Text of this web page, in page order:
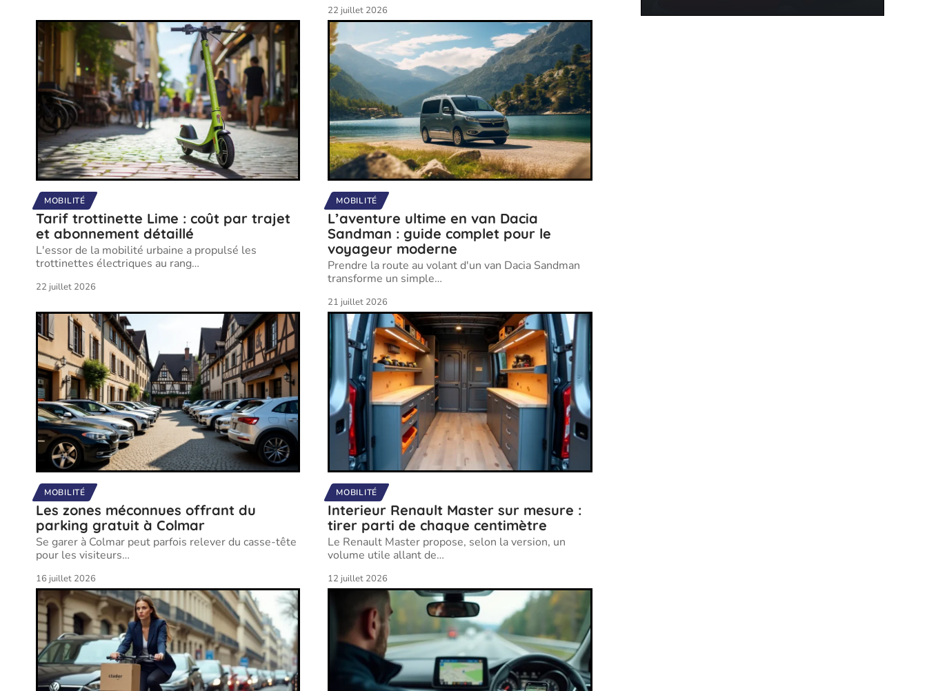
22 juillet 2026
MOBILITÉ
Tarif trottinette Lime : coût par trajet
et abonnement détaillé
L'essor de la mobilité urbaine a propulsé les
trottinettes électriques au rang…
22 juillet 2026
MOBILITÉ
L’aventure ultime en van Dacia
Sandman : guide complet pour le
voyageur moderne
Prendre la route au volant d'un van Dacia Sandman
transforme un simple…
21 juillet 2026
MOBILITÉ
Les zones méconnues offrant du
parking gratuit à Colmar
Se garer à Colmar peut parfois relever du casse-tête
pour les visiteurs…
16 juillet 2026
MOBILITÉ
Interieur Renault Master sur mesure :
tirer parti de chaque centimètre
Le Renault Master propose, selon la version, un
volume utile allant de…
12 juillet 2026